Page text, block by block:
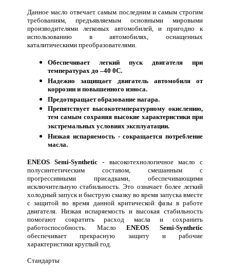
Данное масло отвечает самым последним и самым строгим
требованиям, предъявляемым основными мировыми
производителями легковых автомобилей, и пригодно к
использованию в автомобилях, оснащенных
каталитическими преобразователями.
Обеспечивает легкий пуск двигателя при
температурах до –40 0С.
Надежно защищает двигатель автомобиля от
коррозии и повышенного износа.
Предотвращает образование нагара.
Препятствует высокотемпературному окислению,
тем самым сохраняя высокие характеристики при
экстремальных условиях эксплуатации.
Низкая испаряемость - сокращается потребление
масла.
ENEOS Semi-Synthetic - высокотехнологичное масло с
полусинтетическим составом, смешанным с
прогрессивными присадками, обеспечивающими
исключительную стабильность. Это означает более легкий
холодный запуск и быструю смазку во время запуска вместе
с защитой во время данной критической фазы в работе
двигателя. Низкая испаряемость и высокая стабильность
помогают сократить расход масла и сохранить
работоспособность. МаслоENEOS Semi-Synthetic
обеспечивает прекрасную защиту и рабочие
характеристики круглый год.
Стандарты